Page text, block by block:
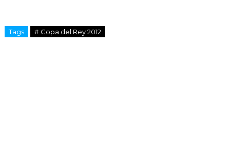
Tags # Copa del Rey 2012